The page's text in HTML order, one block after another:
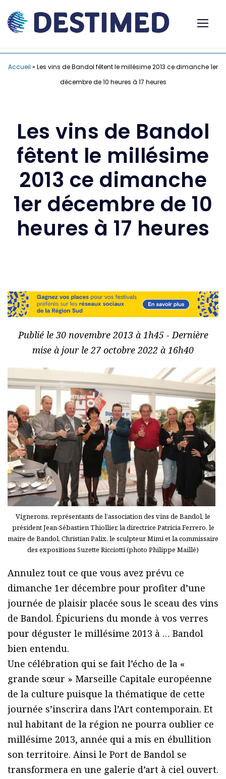
Accueil » Les vins de Bandol fêtent le millésime 2013 ce dimanche 1er
décembre de 10 heures à 17 heures
Les vins de Bandol
fêtent le millésime
2013 ce dimanche
1er décembre de 10
heures à 17 heures
Publié le 30 novembre 2013 à 1h45 - Dernière
mise à jour le 27 octobre 2022 à 16h40
Vignerons, représentants de l’association des vins de Bandol, le
président Jean-Sébastien Thiollier, la directrice Patricia Ferrero, le
maire de Bandol, Christian Palix, le sculpteur Mimi et la commissaire
des expositions Suzette Ricciotti (photo Philippe Maillé)
Annulez tout ce que vous avez prévu ce
dimanche 1er décembre pour profiter d’une
journée de plaisir placée sous le sceau des vins
de Bandol. Épicuriens du monde à vos verres
pour déguster le millésime 2013 à … Bandol
bien entendu.
Une célébration qui se fait l’écho de la «
grande sœur » Marseille Capitale européenne
de la culture puisque la thématique de cette
journée s’inscrira dans l’Art contemporain. Et
nul habitant de la région ne pourra oublier ce
millésime 2013, année qui a mis en ébullition
son territoire. Ainsi le Port de Bandol se
transformera en une galerie d’art à ciel ouvert.